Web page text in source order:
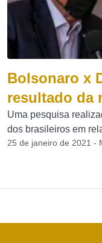
Bolsonaro x
resultado da
Uma pesquisa
dos brasileiros em
25 de janeiro de 2021 -